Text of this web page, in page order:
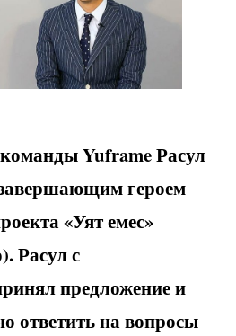
Yuframe Расул
героем
«Уят емес»
Расул с
предложение и
ответить на вопросы